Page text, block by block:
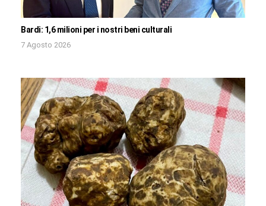
Bardi: 1,6 milioni per i nostri beni culturali
7 Agosto 2026